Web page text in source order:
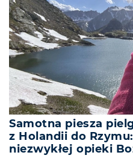
Samotna piesza
z Holandii do
niezwykłej opieki